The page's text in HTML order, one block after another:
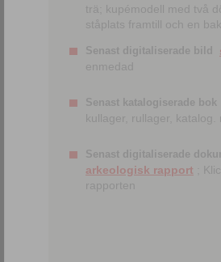
trä; kupémodell med två
ståplats framtill och en
Senast digitaliserade bild
enmedad
Senast katalogiserade bok
kullager, rullager, katalog.
Senast digitaliserade
arkeologisk rapport ;
rapporten